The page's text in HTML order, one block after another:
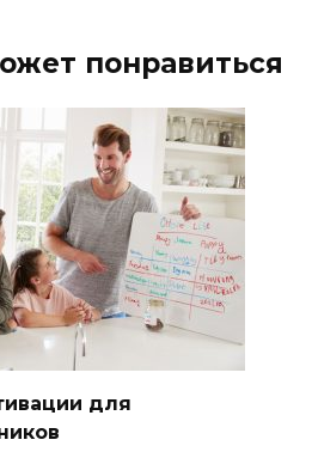
понравиться
для